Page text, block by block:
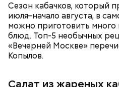
Сезон кабачков, который
июля–начало августа, в
можно приготовить много
блюд. Топ-5 необычных
«Вечерней Москве»
Копылов.
Салат из жареных
Вред дыни